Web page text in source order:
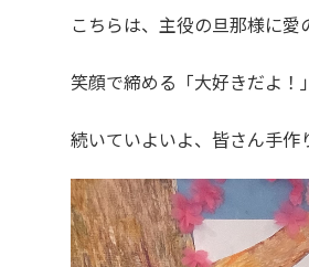
こちらは、主役の旦那様に
笑顔で締める「大好きだよ
続いていよいよ、皆さん手作